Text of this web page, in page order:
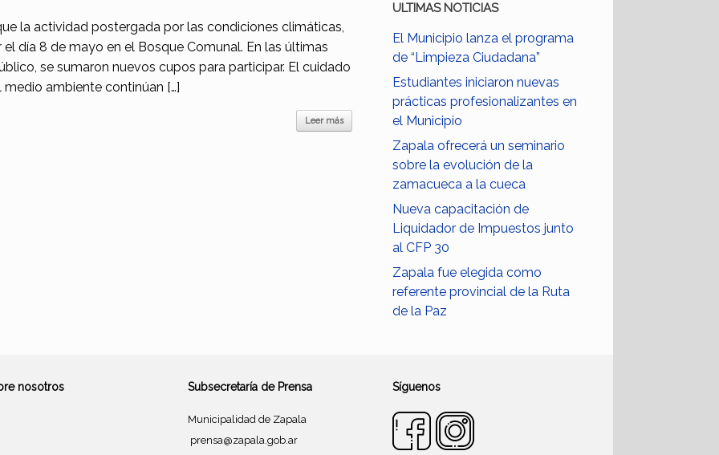
la actividad postergada por las condiciones climáticas,
día 8 de mayo en el Bosque Comunal. En las últimas
se sumaron nuevos cupos para participar. El cuidado
ambiente continúan […]
Leer más
ULTIMAS NOTICIAS
El Municipio lanza el programa
de “Limpieza Ciudadana”
Estudiantes iniciaron nuevas
prácticas profesionalizantes en
el Municipio
Zapala ofrecerá un seminario
sobre la evolución de la
zamacueca a la cueca
Nueva capacitación de
Liquidador de Impuestos junto
al CFP 30
Zapala fue elegida como
referente provincial de la Ruta
de la Paz
nosotros Subsecretaría de Prensa
Municipalidad de Zapala
prensa@zapala.gob.ar
Síguenos